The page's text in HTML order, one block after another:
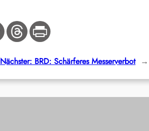
Nächster: BRD: Schärferes Messerverbot →